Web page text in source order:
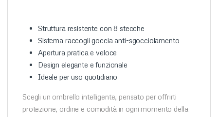
Struttura resistente con 8 stecche
Sistema raccogli goccia anti-sgocciolamento
Apertura pratica e veloce
Design elegante e funzionale
Ideale per uso quotidiano
Scegli un ombrello intelligente, pensato per offrirti
protezione, ordine e comodità in ogni momento della